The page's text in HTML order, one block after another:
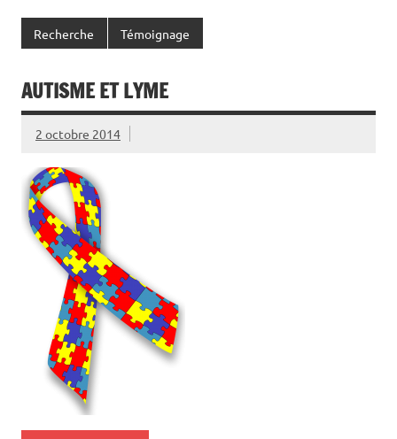
Recherche Témoignage
AUTISME ET LYME
2 octobre 2014